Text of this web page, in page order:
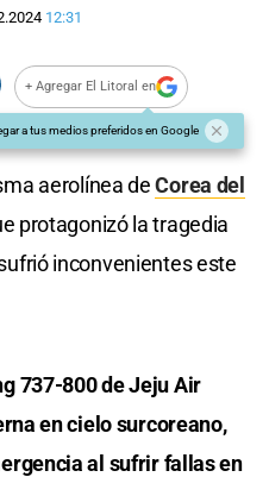
12:31
+ Agregar El Litoral en
a tus medios preferidos en Google
aerolínea deCorea del
protagonizó la tragedia
inconvenientes este
737-800 de Jeju Air
en cielo surcoreano,
al sufrir fallas en